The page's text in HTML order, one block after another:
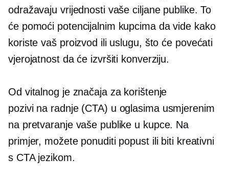
odražavaju vrijednosti vaše ciljane publike. To
će pomoći potencijalnim kupcima da vide kako
koriste vaš proizvod ili uslugu, što će povećati
vjerojatnost da će izvršiti konverziju.
Od vitalnog je značaja za korištenje
pozivi na radnje(CTA) u oglasima usmjerenim
na pretvaranje vaše publike u kupce. Na
primjer, možete ponuditi popust ili biti kreativni
s CTA jezikom.